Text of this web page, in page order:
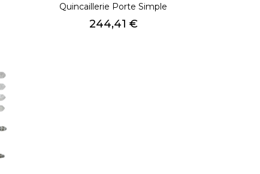
Quincaillerie Porte Simple
Prix
244,41 €